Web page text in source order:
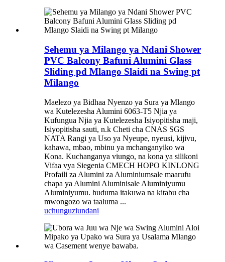
Sehemu ya Milango ya Ndani Shower
PVC Balcony Bafuni Alumini Glass
Sliding pd Mlango Slaidi na Swing pt
Milango
Maelezo ya Bidhaa Nyenzo ya Sura ya Mlango
wa Kutelezesha Alumini 6063-T5 Njia ya
Kufungua Njia ya Kutelezesha Isiyopitisha maji,
Isiyopitisha sauti, n.k Cheti cha CNAS SGS
NATA Rangi ya Uso ya Nyeupe, nyeusi, kijivu,
kahawa, mbao, mbinu ya mchanganyiko wa
Kona. Kuchanganya viungo, na kona ya silikoni
Vifaa vya Siegenia CMECH HOPO KINLONG
Profaili za Alumini za Aluminiumsale maarufu
chapa ya Alumini Aluminisale Aluminiyumu
Aluminiyumu. huduma itakuwa na kitabu cha
mwongozo wa taaluma ...
uchunguziundani